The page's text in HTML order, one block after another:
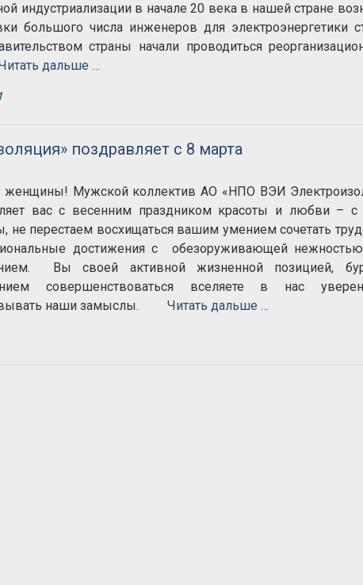
индустриализации в начале 20 века в нашей стране
большого числа инженеров для электроэнергетики
страны начали проводиться
дальше …
поздравляет с 8 марта
женщины! Мужской коллектив АО «НПО ВЭИ
вас с весенним праздником красоты и любви –
не перестаем восхищаться вашим умением сочетать
достижения с обезоруживающей
Вы своей активной жизненной позицией,
совершенствоваться вселяете в нас
наши замыслы. Читать дальше …